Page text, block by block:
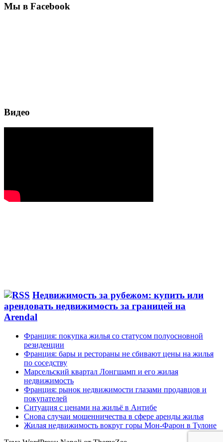
Мы в Facebook
Видео
Недвижимость за рубежом: купить или
арендовать недвижимость за границей на
Arendal
Франция: покупка жилья со статусом полуосновной
резиденции
Франция: бары и рестораны не сбивают цены на жилья
по соседству
Марсельский квартал Лонгшамп и его жилая
недвижимость
Франция: рынок недвижимости глазами продавцов и
покупателей
Ситуация с ценами на жильё в Антибе
Снова случаи мошенничества в сфере аренды жилья
Жилая недвижимость вокруг горы Мон-Фарон в Тулоне